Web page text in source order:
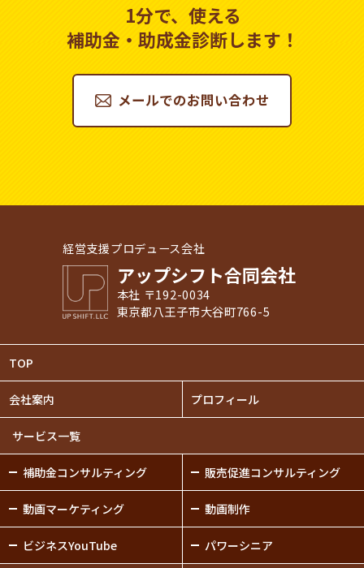
1分で、使える
補助金・助成金診断します！
メールでのお問い合わせ
経営支援プロデュース会社
アップシフト合同会社
本社 〒192-0034
東京都八王子市大谷町766-5
TOP
会社案内 プロフィール
サービス一覧
補助金コンサルティング 販売促進コンサルティング
動画マーケティング 動画制作
ビジネスYouTube パワーシニア